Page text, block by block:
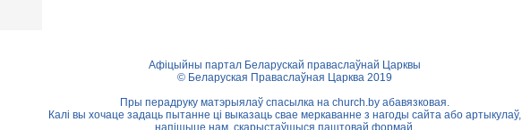
Афіцыйны партал Беларускай праваслаўнай Царквы
© Беларуская Праваслаўная Царква 2019
Пры перадруку матэрыялаў спасылка на church.by абавязковая.
Калі вы хочаце задаць пытанне ці выказаць свае меркаванне з нагоды сайта або артыкулаў,
напішыце нам, скарыстаўшыся паштовай формай.